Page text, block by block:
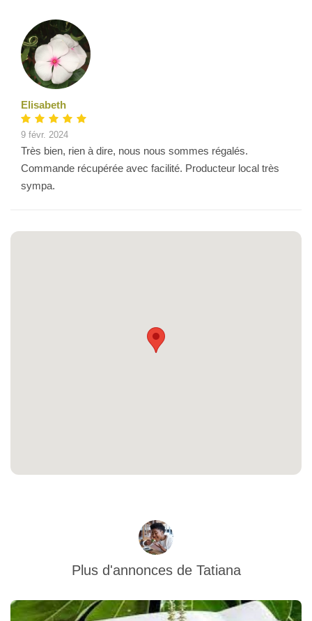
Elisabeth
9 févr. 2024
Très bien, rien à dire, nous nous sommes régalés.
Commande récupérée avec facilité. Producteur local très
sympa.
Plus d'annonces de Tatiana